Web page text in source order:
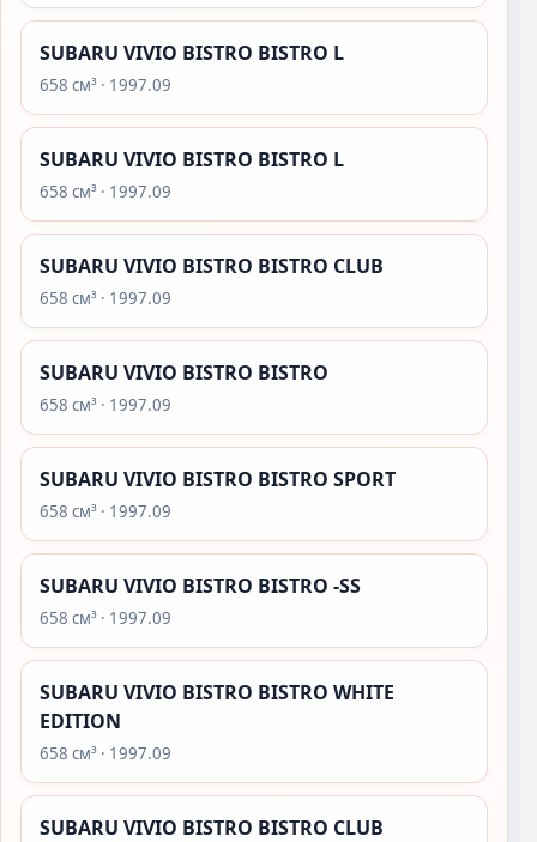
SUBARU VIVIO BISTRO BISTRO L
658 см³ · 1997.09
SUBARU VIVIO BISTRO BISTRO L
658 см³ · 1997.09
SUBARU VIVIO BISTRO BISTRO CLUB
658 см³ · 1997.09
SUBARU VIVIO BISTRO BISTRO
658 см³ · 1997.09
SUBARU VIVIO BISTRO BISTRO SPORT
658 см³ · 1997.09
SUBARU VIVIO BISTRO BISTRO -SS
658 см³ · 1997.09
SUBARU VIVIO BISTRO BISTRO WHITE
EDITION
658 см³ · 1997.09
SUBARU VIVIO BISTRO BISTRO CLUB